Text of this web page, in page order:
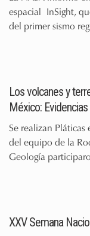
espacial InSight,
del primer sismo
Los volcanes y
México:
Se realizan
del equipo de la
Geología
XXV Semana